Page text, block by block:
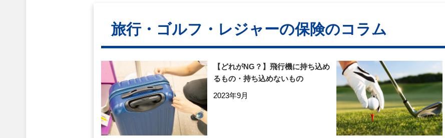
旅行・ゴルフ・レジャーの保険のコラム
【どれがNG？】飛行機に持ち込め
るもの・持ち込めないもの
2023年9月